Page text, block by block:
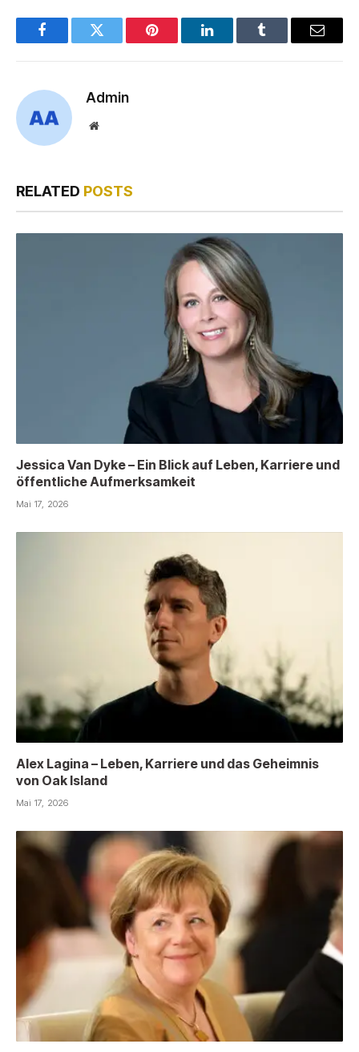
FacebookTwitter Pinterest LinkedInTumblr Email
Admin
Website
RELATED POSTS
Jessica Van Dyke – Ein Blick auf Leben, Karriere und
öffentliche Aufmerksamkeit
Mai 17, 2026
Alex Lagina – Leben, Karriere und das Geheimnis
von Oak Island
Mai 17, 2026